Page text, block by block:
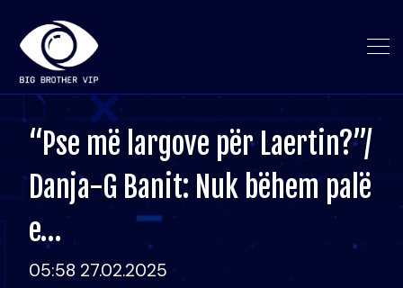
“Pse më largove për Laertin?”/
Danja-G Banit: Nuk bëhem palë
e…
05:58 27.02.2025